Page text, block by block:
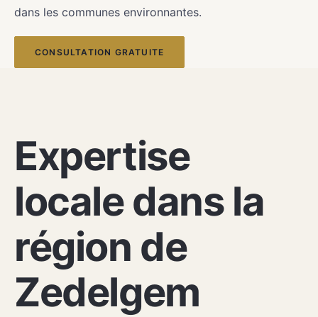
dans les communes environnantes.
CONSULTATION GRATUITE
Expertise
locale dans la
région de
Zedelgem